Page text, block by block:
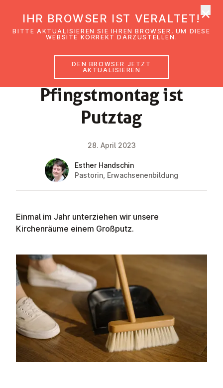
Pfingst­mon­tag ist
Putztag
NEWS
28. April 2023
Esther Handschin
Pastorin, Erwachsenenbildung
Einmal im Jahr unterziehen wir unsere
Kirchenräume einem Großputz.
IHR BROWSER IST VERALTET!
BITTE AKTUALISIEREN SIE IHREN BROWSER, UM DIESE
WEBSITE KORREKT DARZUSTELLEN.
DEN BROWSER JETZT
AKTUALISIEREN
×